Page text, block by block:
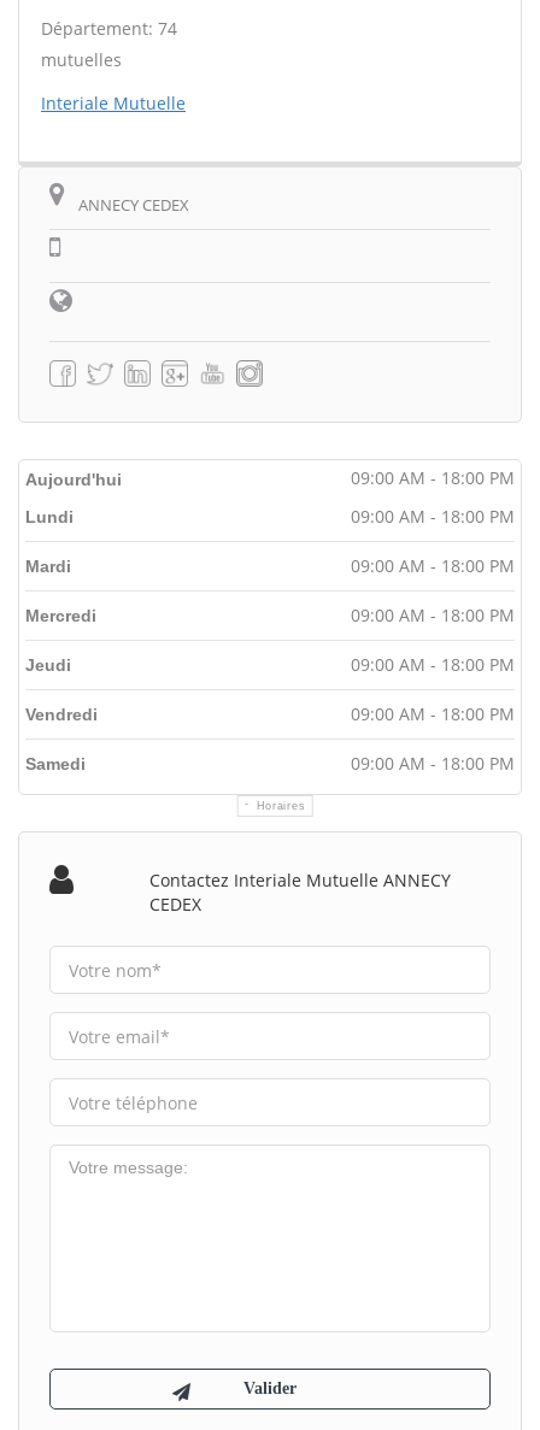
Département: 74
mutuelles
Interiale Mutuelle
ANNECY CEDEX
Aujourd'hui 09:00 AM - 18:00 PM
Horaires
Lundi 09:00 AM - 18:00 PM
Mardi 09:00 AM - 18:00 PM
Mercredi 09:00 AM - 18:00 PM
Jeudi 09:00 AM - 18:00 PM
Vendredi 09:00 AM - 18:00 PM
Samedi 09:00 AM - 18:00 PM
Contactez Interiale Mutuelle ANNECY
CEDEX